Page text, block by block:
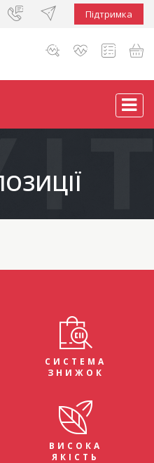
Підтримка
СИСТЕМА
ЗНИЖОК
ВИСОКА
ЯКІСТЬ